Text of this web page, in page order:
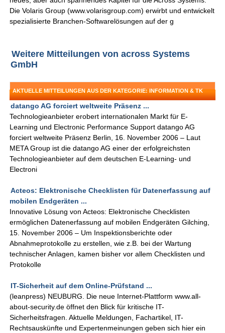
Die Volaris Group (www.volarisgroup.com) erwirbt und entwickelt
spezialisierte Branchen-Softwarelösungen auf der g
Weitere Mitteilungen von across Systems
GmbH
AKTUELLE MITTEILUNGEN AUS DER KATEGORIE: INFORMATION & TK
datango AG forciert weltweite Präsenz ...
Technologieanbieter erobert internationalen Markt für E-
Learning und Electronic Performance Support datango AG
forciert weltweite Präsenz Berlin, 16. November 2006 – Laut
META Group ist die datango AG einer der erfolgreichsten
Technologieanbieter auf dem deutschen E-Learning- und
Electroni
Acteos: Elektronische Checklisten für Datenerfassung auf
mobilen Endgeräten ...
Innovative Lösung von Acteos: Elektronische Checklisten
ermöglichen Datenerfassung auf mobilen Endgeräten Gilching,
15. November 2006 – Um Inspektionsberichte oder
Abnahmeprotokolle zu erstellen, wie z.B. bei der Wartung
technischer Anlagen, kamen bisher vor allem Checklisten und
Protokolle
IT-Sicherheit auf dem Online-Prüfstand ...
(leanpress) NEUBURG. Die neue Internet-Plattform www.all-
about-security.de öffnet den Blick für kritische IT-
Sicherheitsfragen. Aktuelle Meldungen, Fachartikel, IT-
Rechtsauskünfte und Expertenmeinungen geben sich hier ein